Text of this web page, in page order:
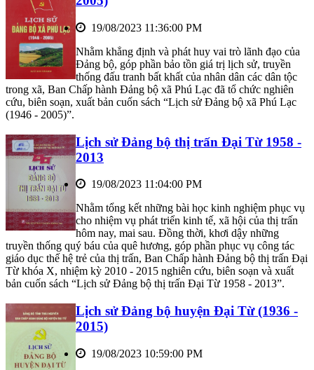
19/08/2023 11:36:00 PM
Nhằm khẳng định và phát huy vai trò lãnh đạo của
Đảng bộ, góp phần bảo tồn giá trị lịch sử, truyền
thống đấu tranh bất khất của nhân dân các dân tộc
trong xã, Ban Chấp hành Đảng bộ xã Phú Lạc đã tổ chức nghiên
cứu, biên soạn, xuất bản cuốn sách “Lịch sử Đảng bộ xã Phú Lạc
(1946 - 2005)”.
Lịch sử Đảng bộ thị trấn Đại Từ 1958 -
2013
19/08/2023 11:04:00 PM
Nhằm tổng kết những bài học kinh nghiệm phục vụ
cho nhiệm vụ phát triển kinh tế, xã hội của thị trấn
hôm nay, mai sau. Đồng thời, khơi dậy những
truyền thống quý báu của quê hương, góp phần phục vụ công tác
giáo dục thế hệ trẻ của thị trấn, Ban Chấp hành Đảng bộ thị trấn Đại
Từ khóa X, nhiệm kỳ 2010 - 2015 nghiên cứu, biên soạn và xuất
bản cuốn sách “Lịch sử Đảng bộ thị trấn Đại Từ 1958 - 2013”.
Lịch sử Đảng bộ huyện Đại Từ (1936 -
2015)
19/08/2023 10:59:00 PM